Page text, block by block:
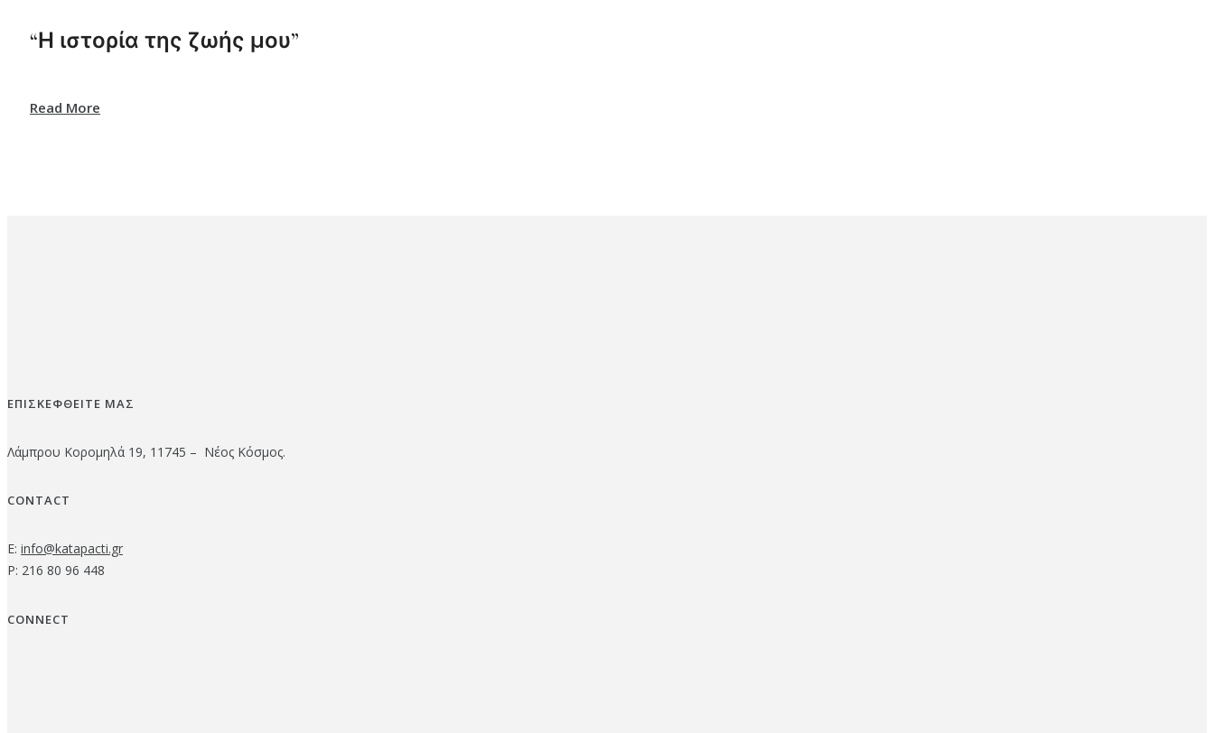
“Η ιστορία της ζωής μου”
Read More
ΕΠΙΣΚΕΦΘΕΙΤΕ ΜΑΣ
Λάμπρου Κορομηλά 19, 11745 – Νέος Κόσμος.
CONTACT
E: info@katapacti.gr
P: 216 80 96 448
CONNECT